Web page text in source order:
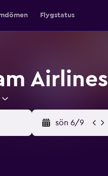
Flygstatus
Airlines
sön 6/9